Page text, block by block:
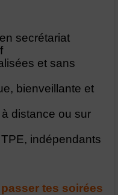
secrétariat
et sans
bienveillante et
distance ou sur
indépendants
tes soirées